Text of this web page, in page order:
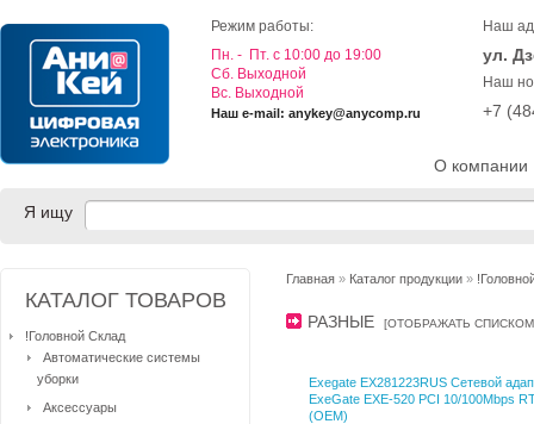
О компании
Режим работы:
Пн. - Пт. с 10:00 до 19:00
Cб. Выходной
Вс. Выходной
Наш e-mail: anykey@anycomp.ru
Наш
ул.
Наш
+7
Я ищу
Главная » Каталог продукции »
РАЗНЫЕ [ОТОБРАЖАТЬ СПИСКОМ
Exegate EX281223RUS Сетевой
ExeGate EXE-520 PCI 10/100Mbps
(OEM)
КАТАЛОГ ТОВАРОВ
!Головной Склад
Автоматические системы
уборки
Аксессуары